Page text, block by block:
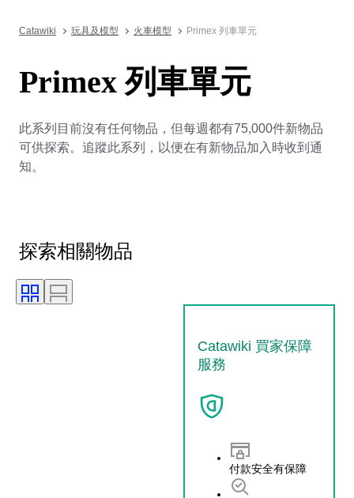
Catawiki 玩具及模型 火車模型 Primex 列車單元
Primex 列車單元
此系列目前沒有任何物品，但每週都有75,000件新物品
可供探索。追蹤此系列，以便在有新物品加入時收到通
知。
探索相關物品
Catawiki 買家保障
服務
付款安全有保障